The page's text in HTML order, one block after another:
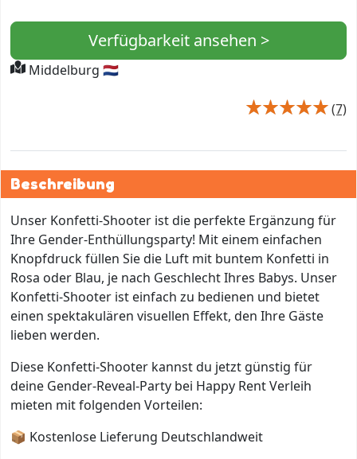
Verfügbarkeit ansehen >
Middelburg 🇳🇱
(7)
Beschreibung
Unser Konfetti-Shooter ist die perfekte Ergänzung für
Ihre Gender-Enthüllungsparty! Mit einem einfachen
Knopfdruck füllen Sie die Luft mit buntem Konfetti in
Rosa oder Blau, je nach Geschlecht Ihres Babys. Unser
Konfetti-Shooter ist einfach zu bedienen und bietet
einen spektakulären visuellen Effekt, den Ihre Gäste
lieben werden.
Diese Konfetti-Shooter kannst du jetzt günstig für
deine Gender-Reveal-Party bei Happy Rent Verleih
mieten mit folgenden Vorteilen:
📦 Kostenlose Lieferung Deutschlandweit